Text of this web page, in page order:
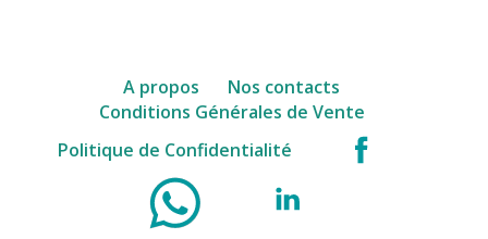
A propos
Nos contacts
Conditions Générales de Vente
Politique de Confidentialité
WhatsApp